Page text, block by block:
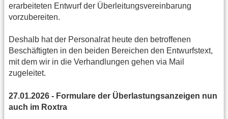
erarbeiteten Entwurf der Überleitungsvereinbarung
vorzubereiten.
Deshalb hat der Personalrat heute den betroffenen
Beschäftigten in den beiden Bereichen den Entwurfstext,
mit dem wir in die Verhandlungen gehen via Mail
zugeleitet.
27.01.2026 - Formulare der Überlastungsanzeigen nun
auch im Roxtra